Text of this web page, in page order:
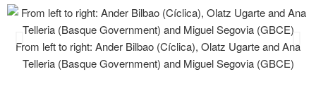
From left to right: Ander Bilbao (Cíclica), Olatz Ugarte and Ana
Telleria (Basque Government) and Miguel Segovia (GBCE)